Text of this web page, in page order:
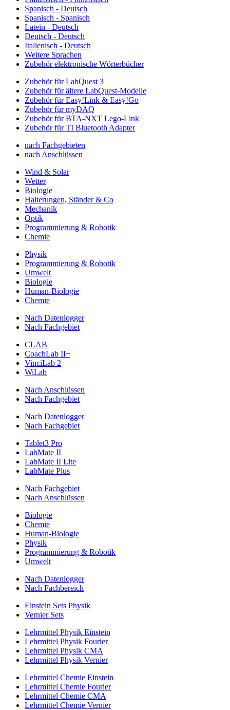
Spanisch - Deutsch
Spanisch - Spanisch
Latein - Deutsch
Deutsch - Deutsch
Italienisch - Deutsch
Weitere Sprachen
Zubehör elektronische Wörterbücher
Zubehör für LabQuest 3
Zubehör für ältere LabQuest-Modelle
Zubehör für Easy!Link & Easy!Go
Zubehör für myDAQ
Zubehör für BTA-NXT Lego-Link
Zubehör für TI Bluetooth Adapter
nach Fachgebieten
nach Anschlüssen
Wind & Solar
Wetter
Biologie
Halterungen, Ständer & Co
Mechanik
Optik
Programmierung & Robotik
Chemie
Physik
Programmierung & Robotik
Umwelt
Biologie
Human-Biologie
Chemie
Nach Datenlogger
Nach Fachgebiet
CLAB
CoachLab II+
VinciLab 2
WiLab
Nach Anschlüssen
Nach Fachgebiet
Nach Datenlogger
Nach Fachgebiet
Tablet3 Pro
LabMate II
LabMate II Lite
LabMate Plus
Nach Fachgebiet
Nach Anschlüssen
Biologie
Chemie
Human-Biologie
Physik
Programmierung & Robotik
Umwelt
Nach Datenlogger
Nach Fachbereich
Einstein Sets Physik
Vernier Sets
Lehrmittel Physik Einstein
Lehrmittel Physik Fourier
Lehrmittel Physik CMA
Lehrmittel Physik Vernier
Lehrmittel Chemie Einstein
Lehrmittel Chemie Fourier
Lehrmittel Chemie CMA
Lehrmittel Chemie Vernier